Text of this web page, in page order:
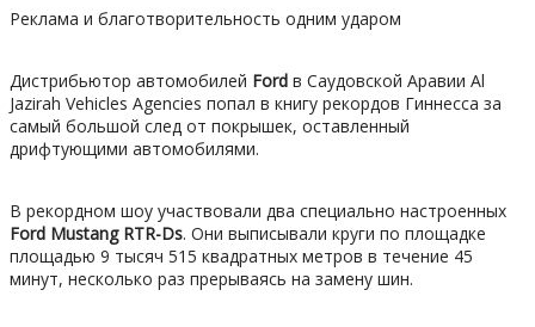
Реклама и благотворительность одним ударом
Дистрибьютор автомобилей Ford в Саудовской Аравии Al
Jazirah Vehicles Agencies попал в книгу рекордов Гиннесса за
самый большой след от покрышек, оставленный
дрифтующими автомобилями.
В рекордном шоу участвовали два специально настроенных
Ford Mustang RTR-Ds. Они выписывали круги по площадке
площадью 9 тысяч 515 квадратных метров в течение 45
минут, несколько раз прерываясь на замену шин.